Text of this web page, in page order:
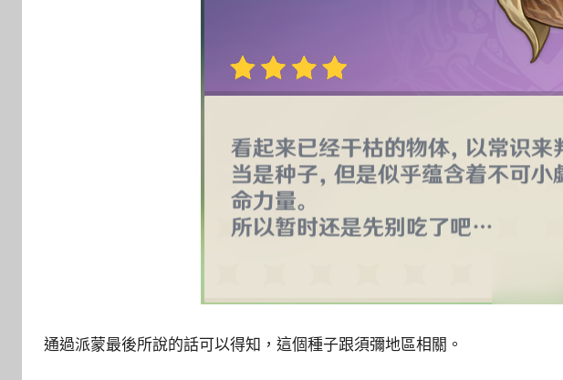
通過派蒙最後所說的話可以得知，這個種子跟須彌地區相關。